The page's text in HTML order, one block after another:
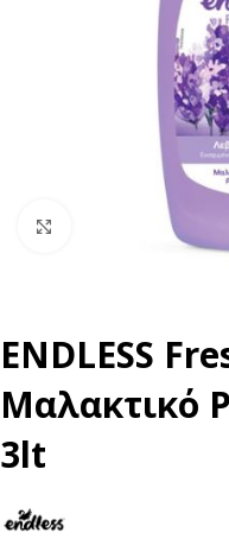
Click to enlarge
ENDLESS
Μαλακτικό
3lt